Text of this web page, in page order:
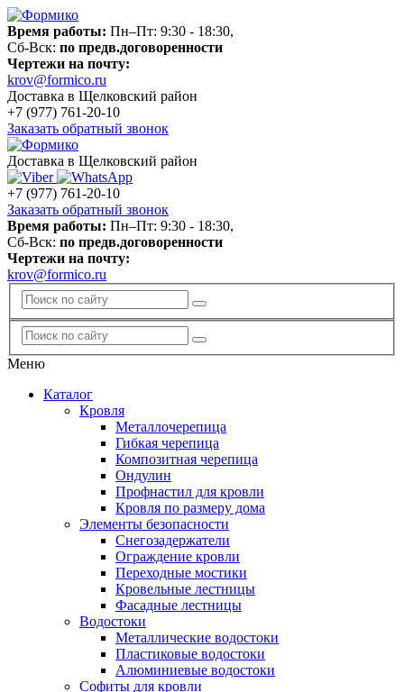
Время работы: Пн–Пт: 9:30 - 18:30,
Сб-Вск: по предв.договоренности
Чертежи на почту:
krov@formico.ru
Доставка в Щелковский район
+7 (977) 761-20-10
Заказать обратный звонок
Доставка в Щелковский район
+7 (977) 761-20-10
Заказать обратный звонок
Время работы: Пн–Пт: 9:30 - 18:30,
Сб-Вск: по предв.договоренности
Чертежи на почту:
krov@formico.ru
Меню
Каталог
Кровля
Металлочерепица
Гибкая черепица
Композитная черепица
Ондулин
Профнастил для кровли
Кровля по размеру дома
Элементы безопасности
Снегозадержатели
Ограждение кровли
Переходные мостики
Кровельные лестницы
Фасадные лестницы
Водостоки
Металлические водостоки
Пластиковые водостоки
Алюминиевые водостоки
Софиты для кровли